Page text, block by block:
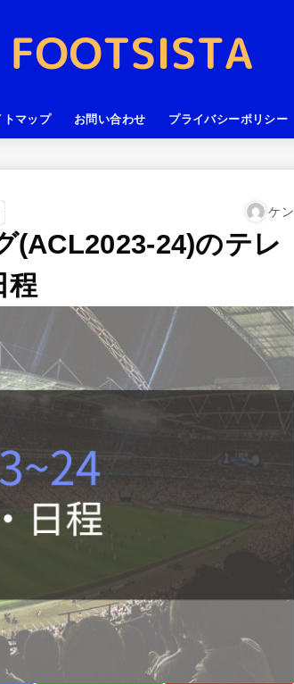
トマップ お問い合わせ プライバシーポリシー
ケン
(ACL2023-24)のテレ
程